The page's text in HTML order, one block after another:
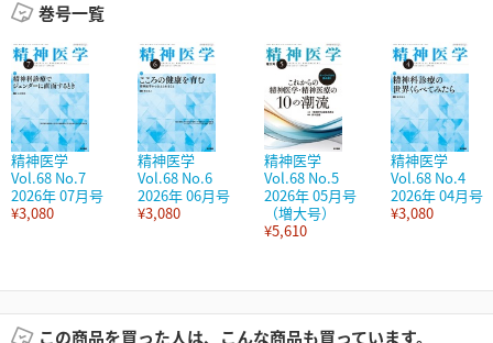
巻号一覧
精神医学
Vol.68 No.7
2026年 07月号
¥3,080
精神医学
Vol.68 No.6
2026年 06月号
¥3,080
精神医学
Vol.68 No.5
2026年 05月号
（増大号）
¥5,610
精神医学
Vol.68 No.4
2026年 04月号
¥3,080
この商品を買った人は、こんな商品も買っています。